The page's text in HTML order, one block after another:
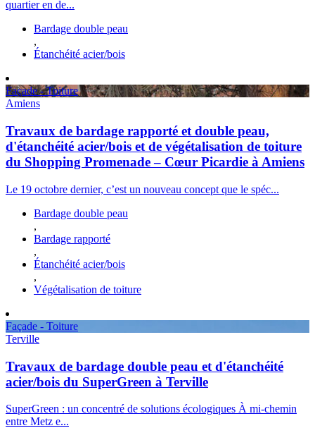
quartier en de...
Bardage double peau
,
Étanchéité acier/bois
Façade - Toiture
Amiens
Travaux de bardage rapporté et double peau,
d'étanchéité acier/bois et de végétalisation de toiture
du Shopping Promenade – Cœur Picardie à Amiens
Le 19 octobre dernier, c’est un nouveau concept que le spéc...
Bardage double peau
,
Bardage rapporté
,
Étanchéité acier/bois
,
Végétalisation de toiture
Façade - Toiture
Terville
Travaux de bardage double peau et d'étanchéité
acier/bois du SuperGreen à Terville
SuperGreen : un concentré de solutions écologiques À mi-chemin
entre Metz e...